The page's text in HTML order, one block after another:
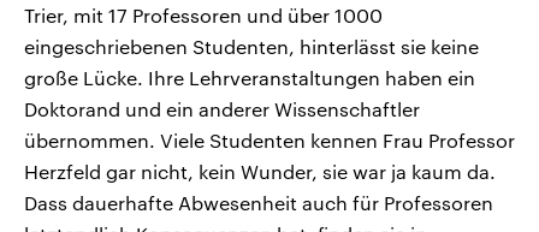
Trier, mit 17 Professoren und über 1000
eingeschriebenen Studenten, hinterlässt sie keine
große Lücke. Ihre Lehrveranstaltungen haben ein
Doktorand und ein anderer Wissenschaftler
übernommen. Viele Studenten kennen Frau Professor
Herzfeld gar nicht, kein Wunder, sie war ja kaum da.
Dass dauerhafte Abwesenheit auch für Professoren